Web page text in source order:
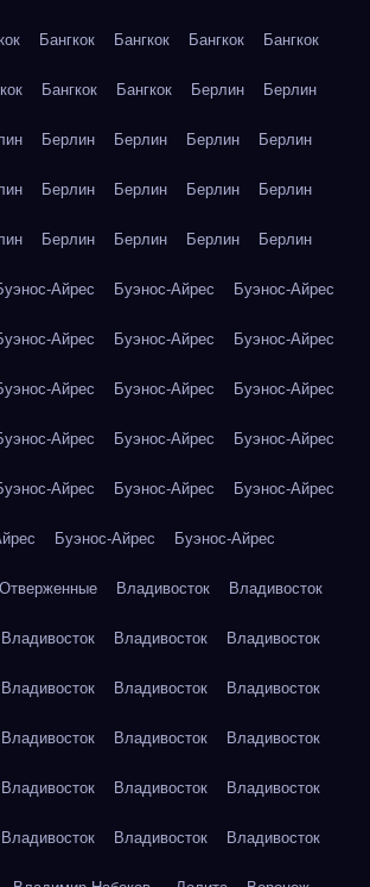
Бангкок Бангкок Бангкок Бангкок
Бангкок Бангкок Берлин Берлин
Берлин Берлин Берлин Берлин
Берлин Берлин Берлин Берлин
Берлин Берлин Берлин Берлин
Айрес Буэнос-Айрес Буэнос-Айрес
Айрес Буэнос-Айрес Буэнос-Айрес
Айрес Буэнос-Айрес Буэнос-Айрес
Айрес Буэнос-Айрес Буэнос-Айрес
Айрес Буэнос-Айрес Буэнос-Айрес
Буэнос-Айрес Буэнос-Айрес
Владивосток Владивосток
Владивосток Владивосток Владивосток
Владивосток Владивосток Владивосток
Владивосток Владивосток Владивосток
Владивосток Владивосток Владивосток
Владивосток Владивосток Владивосток